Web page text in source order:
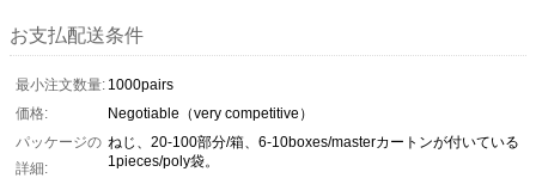
お支払配送条件
最小注文数量: 1000pairs
価格:
Negotiable（very competitive）
パッケージの
詳細:
ねじ、20-100部分/箱、6-10boxes/masterカートンが付いている
1pieces/poly袋。